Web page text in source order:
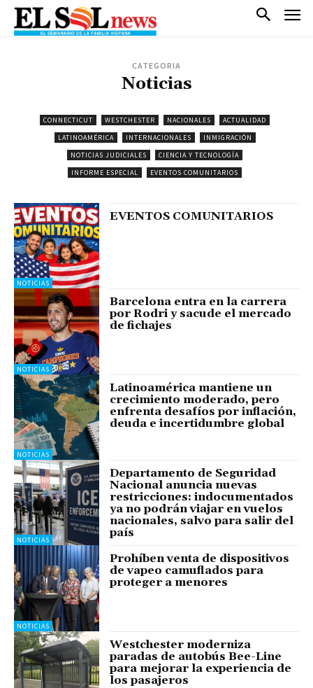
CATEGORIA
Noticias
CONNECTICUT WESTCHESTER NACIONALES
ACTUALIDAD
LATINOAMÉRICA
INTERNACIONALES
INMIGRACIÓN
NOTICIAS JUDICIALES
CIENCIA Y TECNOLOGÍA
INFORME ESPECIAL
EVENTOS COMUNITARIOS
NOTICIAS
EVENTOS COMUNITARIOS
NOTICIAS
Barcelona entra en la carrera
por Rodri y sacude el mercado
de fichajes
NOTICIAS
Latinoamérica mantiene un
crecimiento moderado, pero
enfrenta desafíos por inflación,
deuda e incertidumbre global
NOTICIAS
Departamento de Seguridad
Nacional anuncia nuevas
restricciones: indocumentados
ya no podrán viajar en vuelos
nacionales, salvo para salir del
país
NOTICIAS
Prohíben venta de dispositivos
de vapeo camuflados para
proteger a menores
Westchester moderniza
paradas de autobús Bee-Line
para mejorar la experiencia de
los pasajeros